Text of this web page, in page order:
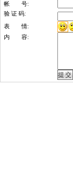
帐 号:
验 证 码:
表 情:
内 容: